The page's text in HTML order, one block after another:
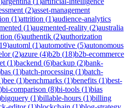
(2)asset-management
(1)attrition (1)audience-analytics
(1)augmented-reality (2)australia
(6)authentik (2)authorization
)automl (1)automotive (5)autonomous
(2)azure (4)b2b (18)b2b-ecommerce
(1)backend (6)backup (2)bank-
bas (1)batch-processing (1)batch-
)bee (1)benchmarks (1)benefits (1)best-
)bi-comparison (8)bi-tools (1)bias
bigquery (1)billable-hours (1)billing